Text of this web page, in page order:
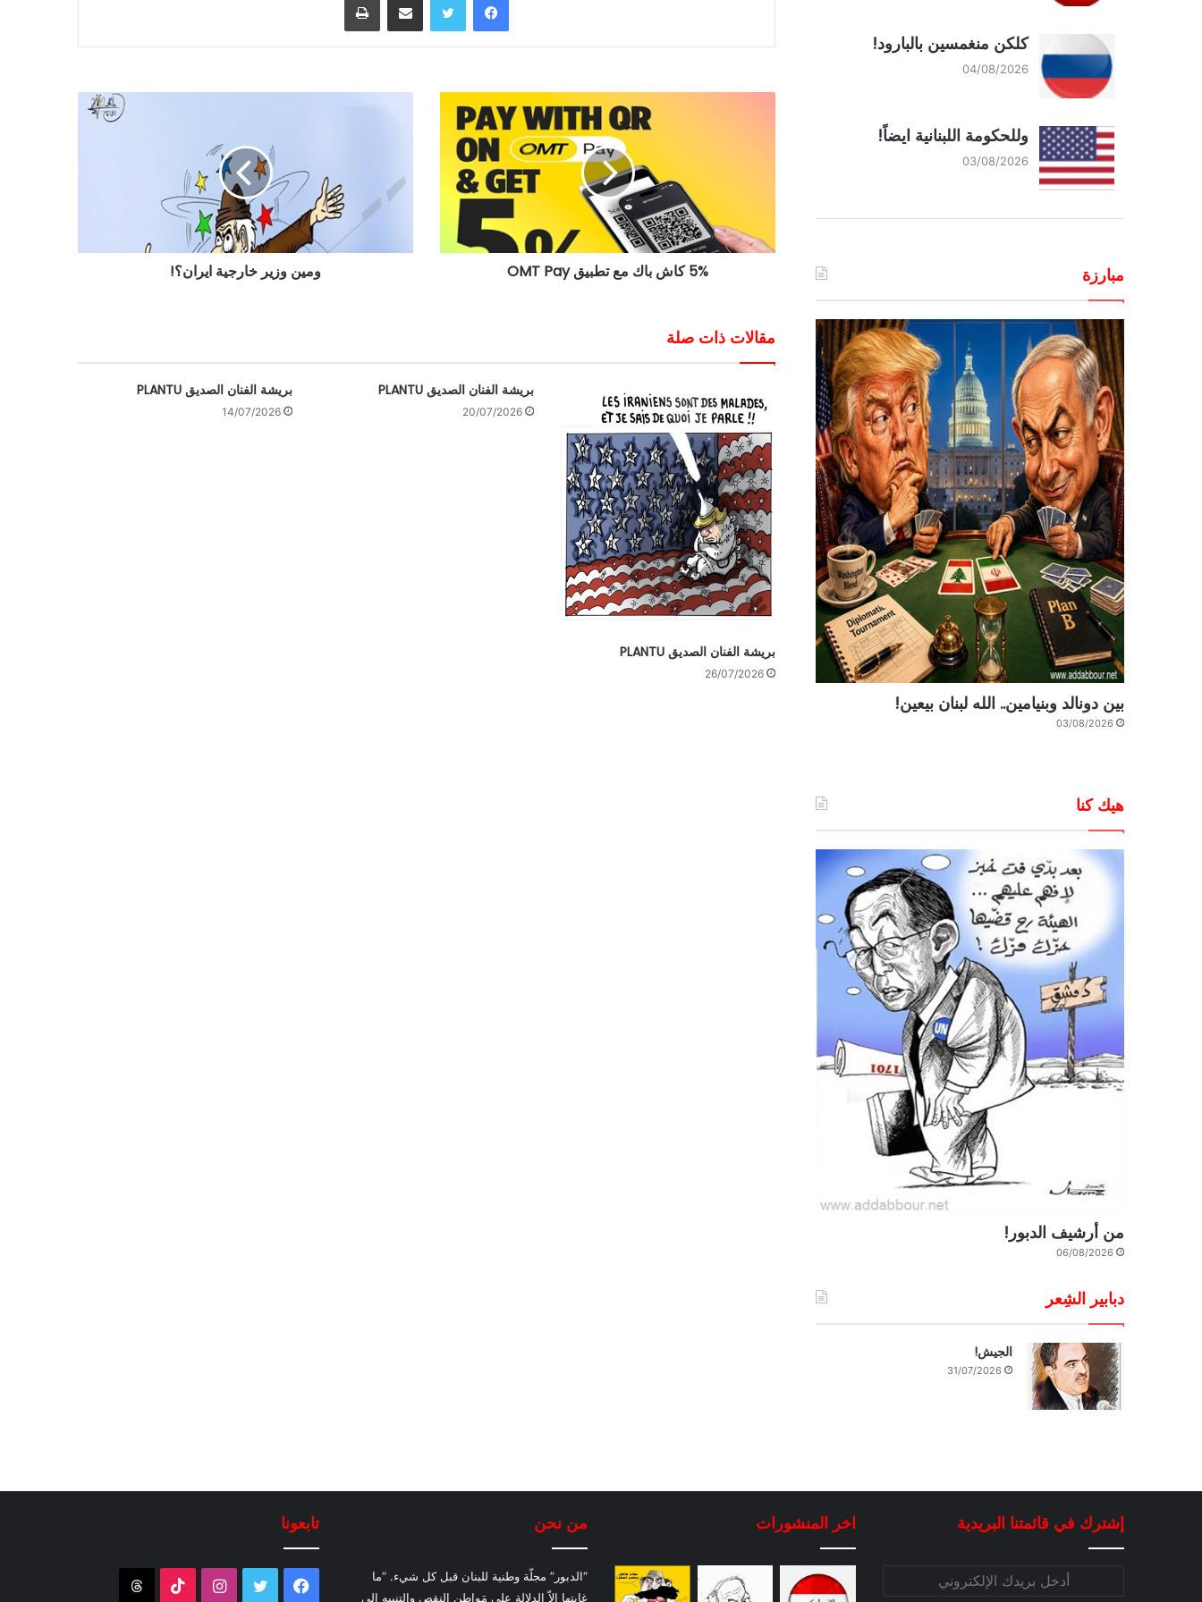
5% كاش باك مع تطبيق OMT Pay ومين وزير خارجية ايران؟!
مقالات ذات صلة
بريشة الفنان الصديق PLANTU
26/07/2026
بريشة الفنان الصديق PLANTU
20/07/2026
بريشة الفنان الصديق PLANTU
14/07/2026
كلكن منغمسين بالبارود!
04/08/2026
وللحكومة اللبنانية ايضاً!
03/08/2026
مبارزة
بين دونالد وبنيامين.. الله لبنان بيعين!
03/08/2026
هيك كنا
من أرشيف الدبور!
06/08/2026
دبابير الشِعر
الجيش!
31/07/2026
إشترك في قائمتنا البريدية اخر المنشورات من نحن
“الدبور” مجلّة وطنية للبنان قبل كل شيء. “ما
غايتها إلاّ الدلالة على مَواطن النقص والتنبيه إلى
تابعونا
فيسبوك تويتر انستقرام‫TikTok